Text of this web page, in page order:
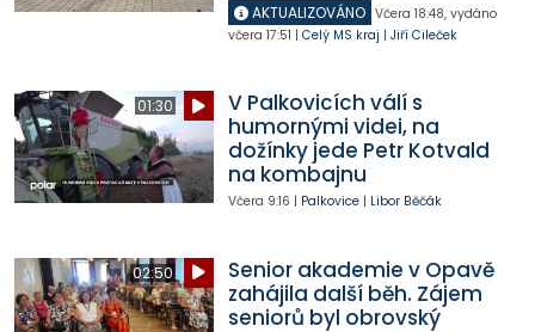
AKTUALIZOVÁNO Včera 18:48, vydáno
včera 17:51 | Celý MS kraj | Jiří Cileček
01:30
V Palkovicích válí s
humornými videi, na
dožínky jede Petr Kotvald
na kombajnu
Včera 9:16 | Palkovice| Libor Běčák
02:50
Senior akademie v Opavě
zahájila další běh. Zájem
seniorů byl obrovský